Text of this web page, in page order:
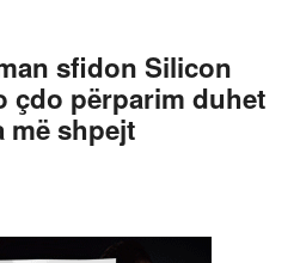
sfidon Silicon
çdo përparim duhet
më shpejt